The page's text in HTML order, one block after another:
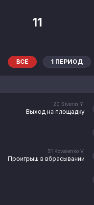
11
ВСЕ 1 ПЕРИОД
20 Siverin Y.
Выход на площадку
51 Kovalenko V.
Проигрыш в вбрасывании